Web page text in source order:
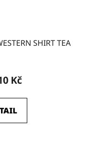
SHIRT TEA
Kč